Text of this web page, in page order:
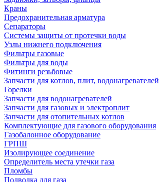
Краны
Предохранительная арматура
Сепараторы
Системы защиты от протечки воды
Узлы нижнего подключения
Фильтры газовые
Фильтры для воды
Фитинги резьбовые
Запчасти для котлов, плит, водонагревателей
Горелки
Запчасти для водонагревателей
Запчасти для газовых и электроплит
Запчасти для отопительных котлов
Комплектующие для газового оборудования
Газобалонное оборудование
ГРПШ
Изолирующее соединение
Определитель места утечки газа
Пломбы
Подводка для газа